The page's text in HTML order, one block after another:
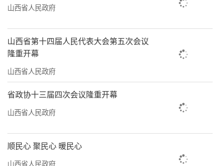
山西省人民政府
山西省第十四届人民代表大会第五次会议
隆重开幕
山西省人民政府
省政协十三届四次会议隆重开幕
山西省人民政府
顺民心 聚民心 暖民心
山西省人民政府